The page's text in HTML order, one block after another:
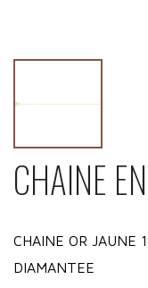
CHAINE
CHAINE OR JAUNE
DIAMANTEE